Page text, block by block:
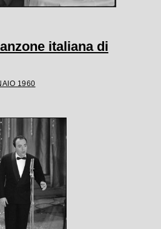
italiana di
1960